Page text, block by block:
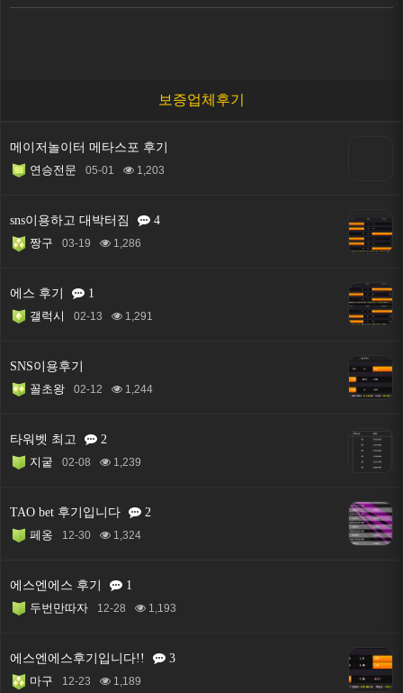
보증업체후기
메이저놀이터 메타스포 후기
연승전문
05-01 1,203
sns이용하고 대박터짐
4
짱구
03-19 1,286
에스 후기
1
갤럭시
02-13 1,291
SNS이용후기
꼴초왕
02-12 1,244
타워벳 최고
2
지궅
02-08 1,239
TAO bet 후기입니다
2
페옹
12-30 1,324
에스엔에스 후기
1
두번만따자
12-28 1,193
에스엔에스후기입니다!!
3
마구
12-23 1,189